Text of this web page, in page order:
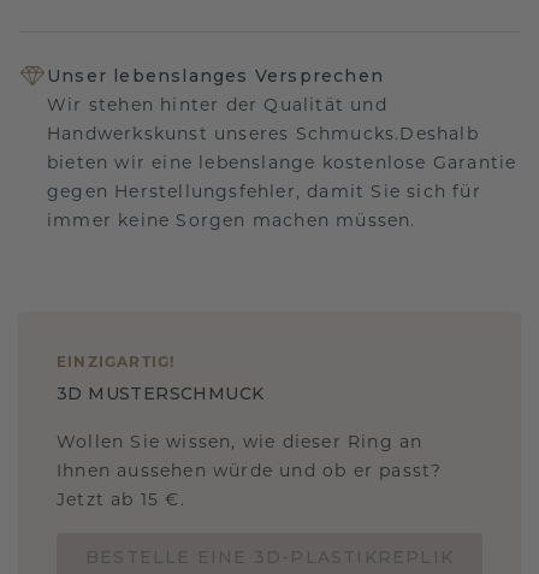
Unser lebenslanges Versprechen
Wir stehen hinter der Qualität und
Handwerkskunst unseres Schmucks.Deshalb
bieten wir eine lebenslange kostenlose Garantie
gegen Herstellungsfehler, damit Sie sich für
immer keine Sorgen machen müssen.
EINZIGARTIG !
3D MUSTERSCHMUCK
Wollen Sie wissen, wie dieser Ring an
Ihnen aussehen würde und ob er passt?
Jetzt ab 15 €.